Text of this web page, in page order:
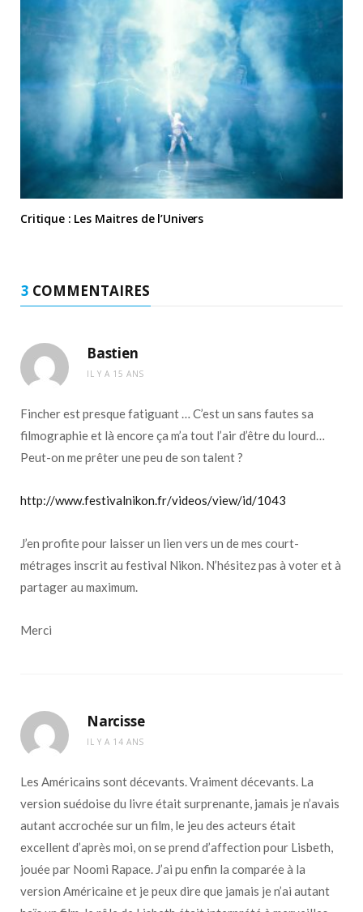
Critique : Les Maitres de l’Univers
3 COMMENTAIRES
Bastien
IL Y A 15 ANS
Fincher est presque fatiguant … C’est un sans fautes sa
filmographie et là encore ça m’a tout l’air d’être du lourd…
Peut-on me prêter une peu de son talent ?
http://www.festivalnikon.fr/videos/view/id/1043
J’en profite pour laisser un lien vers un de mes court-
métrages inscrit au festival Nikon. N’hésitez pas à voter et à
partager au maximum.
Merci
Narcisse
IL Y A 14 ANS
Les Américains sont décevants. Vraiment décevants. La
version suédoise du livre était surprenante, jamais je n’avais
autant accrochée sur un film, le jeu des acteurs était
excellent d’après moi, on se prend d’affection pour Lisbeth,
jouée par Noomi Rapace. J’ai pu enfin la comparée à la
version Américaine et je peux dire que jamais je n’ai autant